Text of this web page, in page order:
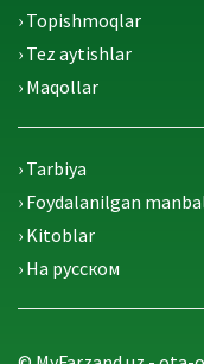
› Topishmoqlar
› Tez aytishlar
› Maqollar
› Tarbiya
› Foydalanilgan
› Kitoblar
› На русском